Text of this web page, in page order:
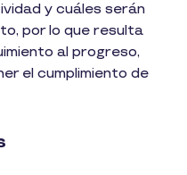
y cuáles serán
por lo que resulta
al progreso,
el cumplimiento de